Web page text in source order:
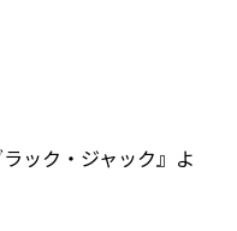
ック・ジャック』よ